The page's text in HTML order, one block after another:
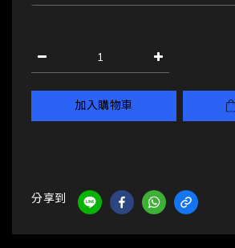
加入購物車
分享到